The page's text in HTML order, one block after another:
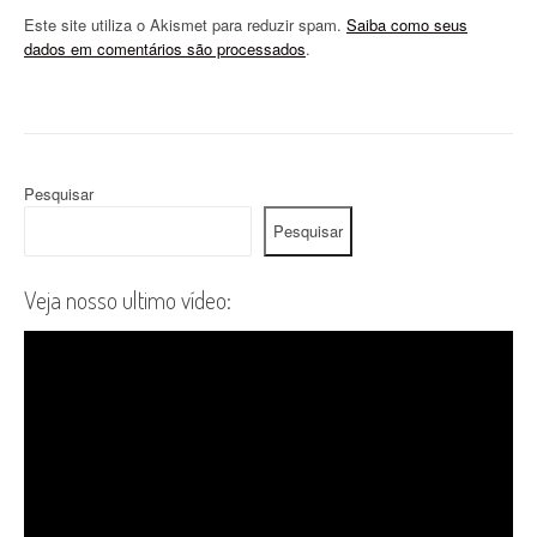
Este site utiliza o Akismet para reduzir spam. Saiba como seus
dados em comentários são processados.
Pesquisar
Pesquisar
Veja nosso ultimo vídeo: